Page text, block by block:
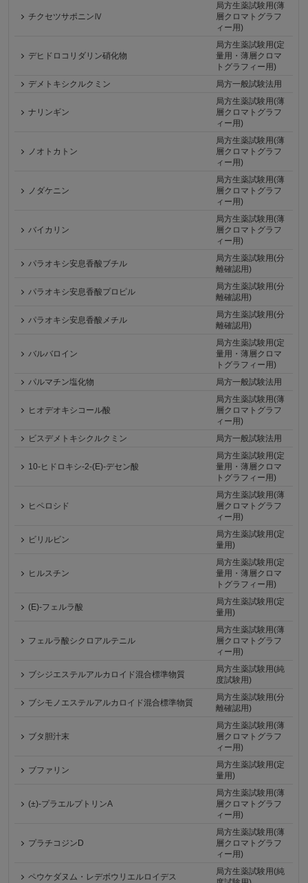
チクセツサポニンⅣ
局方生薬試験用(薄
層クロマトグラフ
ィー用)
デヒドロコリダリン硝化物
局方生薬試験用(定
量用・薄層クロマ
トグラフィー用)
デメトキシクルクミン
局方一般試験法用
ナリンギン
局方生薬試験用(薄
層クロマトグラフ
ィー用)
ノオトカトン
局方生薬試験用(薄
層クロマトグラフ
ィー用)
ノダケニン
局方生薬試験用(薄
層クロマトグラフ
ィー用)
バイカリン
局方生薬試験用(薄
層クロマトグラフ
ィー用)
パラオキシ安息香酸ブチル
局方生薬試験用(分
離確認用)
パラオキシ安息香酸プロピル
局方生薬試験用(分
離確認用)
パラオキシ安息香酸メチル
局方生薬試験用(分
離確認用)
バルバロイン
局方生薬試験用(定
量用・薄層クロマ
トグラフィー用)
パルマチン塩化物
局方一般試験法用
ヒオデオキシコール酸
局方生薬試験用(薄
層クロマトグラフ
ィー用)
ビスデメトキシクルクミン
局方一般試験法用
10-ヒドロキシ-2-(E)-デセン酸
局方生薬試験用(定
量用・薄層クロマ
トグラフィー用)
ヒペロシド
局方生薬試験用(薄
層クロマトグラフ
ィー用)
ビリルビン
局方生薬試験用(定
量用)
ヒルスチン
局方生薬試験用(定
量用・薄層クロマ
トグラフィー用)
(E)-フェルラ酸
局方生薬試験用(定
量用)
フェルラ酸シクロアルテニル
局方生薬試験用(薄
層クロマトグラフ
ィー用)
ブシジエステルアルカロイド混合標準物質
局方生薬試験用(純
度試験用)
ブシモノエステルアルカロイド混合標準物質
局方生薬試験用(分
離確認用)
ブタ胆汁末
局方生薬試験用(薄
層クロマトグラフ
ィー用)
ブファリン
局方生薬試験用(定
量用)
(±)-プラエルプトリンA
局方生薬試験用(薄
層クロマトグラフ
ィー用)
プラチコジンD
局方生薬試験用(薄
層クロマトグラフ
ィー用)
ペウケダヌム・レデボウリエルロイデス
局方生薬試験用(純